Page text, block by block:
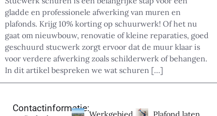
gladde en professionele afwerking van muren en
plafonds. Krijg 10% korting op schuurwerk! Of het nu
gaat om nieuwbouw, renovatie of kleine reparaties, goed
geschuurd stucwerk zorgt ervoor dat de muur klaar is
voor verdere afwerking zoals schilderwerk of behangen.
In dit artikel bespreken we wat schuren […]
Contactinformatie: